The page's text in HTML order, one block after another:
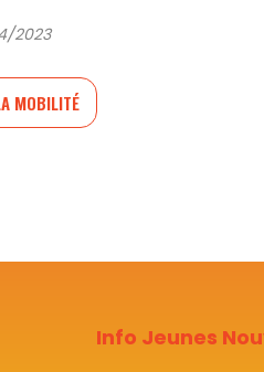
2023
MOBILITÉ
Info Jeunes